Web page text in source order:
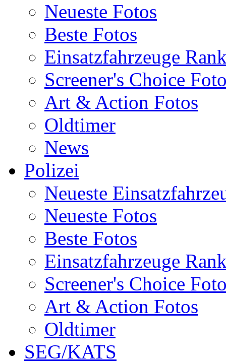
Neueste Fotos
Beste Fotos
Einsatzfahrzeuge
Screener's Choice
Art & Action Fotos
Oldtimer
News
Polizei
Neueste
Neueste Fotos
Beste Fotos
Einsatzfahrzeuge
Screener's Choice
Art & Action Fotos
Oldtimer
SEG/KATS